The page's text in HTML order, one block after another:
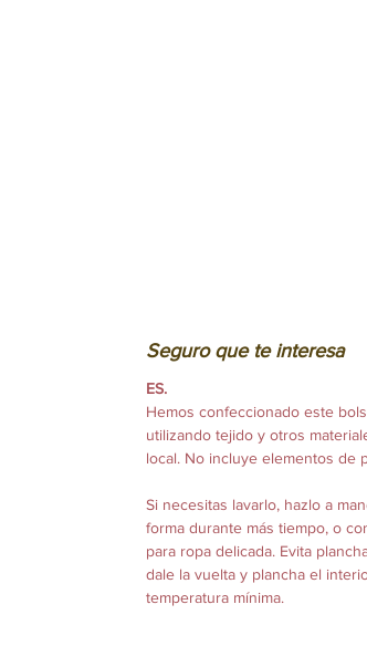
Seguro que te interesa
ES.
Hemos confeccionado este
utilizando tejido y otros
local. No incluye elementos de
Si necesitas lavarlo, hazlo a
forma durante más tiempo, o
para ropa delicada. Evita
dale la vuelta y plancha el
temperatura mínima.